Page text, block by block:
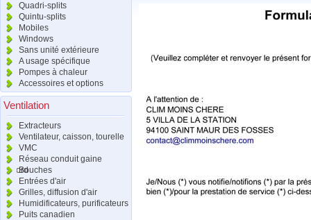
Quadri-splits
Quintu-splits
Mobiles
Windows
Sans unité extérieure
A usage spécifique
Pompes à chaleur
Accessoires et options
Ventilation
Extracteurs
Ventilateur, caisson, tourelle
VMC
Réseau conduit gaine
raccordBouches
Entrées d'air
Grilles, diffusion d'air
Humidificateurs, purificateurs
Puits canadien